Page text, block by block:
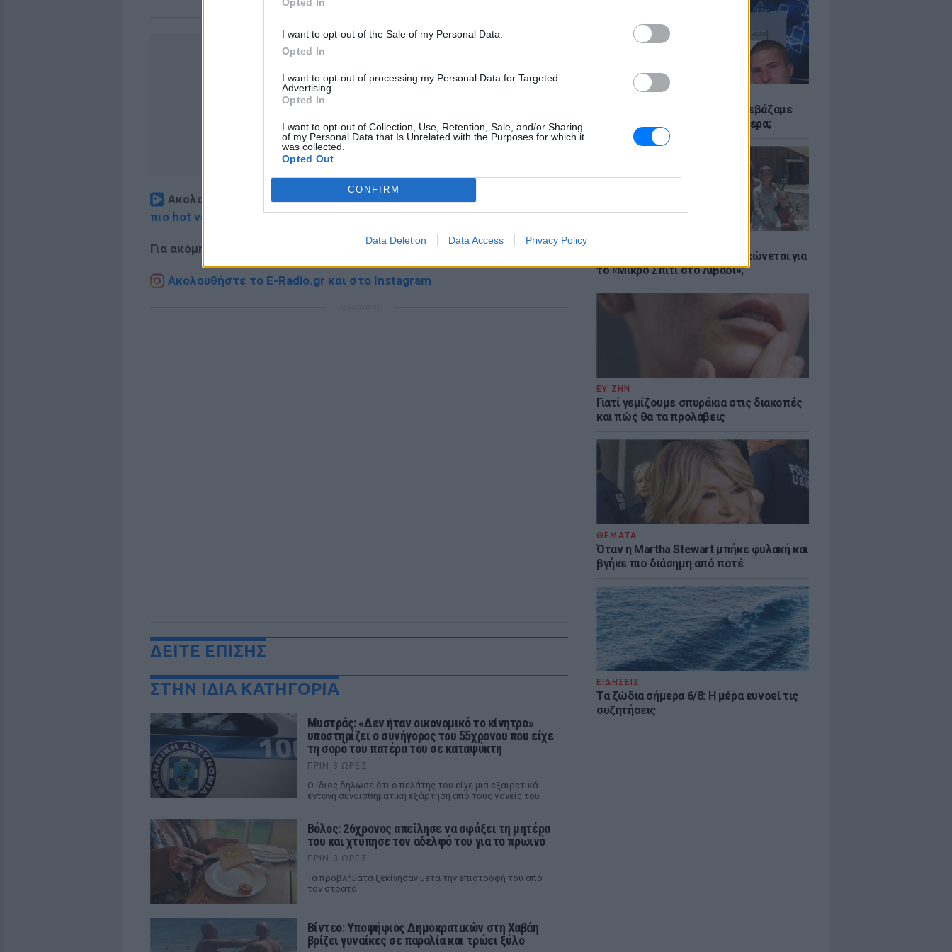
I want to opt-out of the Sale of my Personal Data.
Opted In
I want to opt-out of processing my Personal Data for Targeted
Advertising.
Opted In
I want to opt-out of Collection, Use, Retention, Sale, and/or Sharing
of my Personal Data that Is Unrelated with the Purposes for which it
was collected.
Opted Out
CONFIRM
Data Deletion Data Access Privacy Policy
Έφτιαξαν το Napster που κατεβάζαμε
μουσική - Πού βρίσκονται σήμερα;
Explainer: Γιατί η Αμερική τσακώνεται για
το «Μικρό Σπίτι στο Λιβάδι»;
ΕΥ ΖΗΝ
Γιατί γεμίζουμε σπυράκια στις διακοπές
και πώς θα τα προλάβεις
ΘΕΜΑΤΑ
Όταν η Martha Stewart μπήκε φυλακή και
βγήκε πιο διάσημη από ποτέ
ΕΙΔΗΣΕΙΣ
Τα ζώδια σήμερα 6/8: Η μέρα ευνοεί τις
συζητήσεις
Ακολουθήστε το E-Radio.gr στοGoogle Newsκαι μάθετε πρώτοι
πιο hot νέα
Για ακόμη περισσότερα ροή ειδήσεων του E-Daily.gr
Ακολουθήστε το E-Radio.gr και στο Instagram
ΔΕΙΤΕ ΕΠΙΣΗΣ
ΣΤΗΝ ΙΔΙΑ ΚΑΤΗΓΟΡΙΑ
Μυστράς: «Δεν ήταν οικονομικό το κίνητρο»
υποστηρίζει ο συνήγορος του 55χρονου που είχε
τη σορό του πατέρα του σε καταψύκτη
ΠΡΙΝ 8 ΏΡΕΣ
Ο ίδιος δήλωσε ότι ο πελάτης του είχε μια εξαιρετικά
έντονη συναισθηματική εξάρτηση από τους γονείς του
Βόλος: 26χρονος απείλησε να σφάξει τη μητέρα
του και χτύπησε τον αδελφό του για το πρωινό
ΠΡΙΝ 8 ΏΡΕΣ
Τα προβλήματα ξεκίνησαν μετά την επιστροφή του από
τον στρατό
Βίντεο: Υποψήφιος Δημοκρατικών στη Χαβάη
βρίζει γυναίκες σε παραλία και τρώει ξύλο